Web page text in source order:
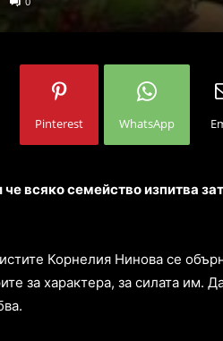
Pinterest WhatsApp
всяко семейство изпитва
Корнелия Нинова се
за характера, за силата им.